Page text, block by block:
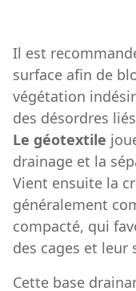
Il est
surface afin de
végétation
des désordres
Le géotextile
drainage et la
Vient ensuite la
généralement
compacté, qui
des cages et
Cette base